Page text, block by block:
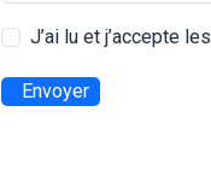
J’ai lu et j’accepte les
Envoyer